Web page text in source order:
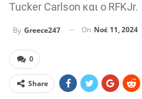
Tucker Carlson και ο RFKJr.
By Greece247 On Νοέ 11, 2024
0
Share